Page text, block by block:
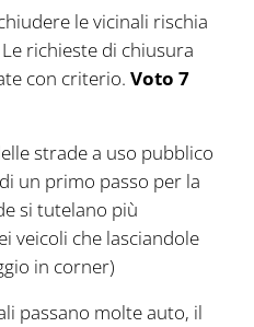
le vicinali rischia
richieste di chiusura
con criterio. Voto 7
strade a uso pubblico
un primo passo per la
si tutelano più
veicoli che lasciandole
in corner)
passano molte auto, il